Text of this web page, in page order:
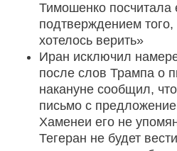
Тимошенко посчитала
подтверждением
хотелось верить»
Иран исключил
после слов Трампа о
накануне сообщил,
письмо с
Хаменеи его не
Тегеран не будет